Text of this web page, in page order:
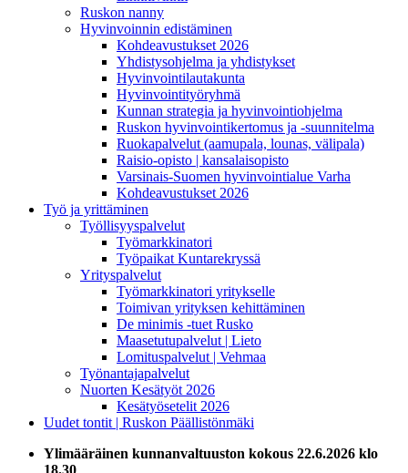
Ruskon nanny
Hyvinvoinnin edistäminen
Kohdeavustukset 2026
Yhdistysohjelma ja yhdistykset
Hyvinvointilautakunta
Hyvinvointityöryhmä
Kunnan strategia ja hyvinvointiohjelma
Ruskon hyvinvointikertomus ja -suunnitelma
Ruokapalvelut (aamupala, lounas, välipala)
Raisio-opisto | kansalaisopisto
Varsinais-Suomen hyvinvointialue Varha
Kohdeavustukset 2026
Työ ja yrittäminen
Työllisyyspalvelut
Työmarkkinatori
Työpaikat Kuntarekryssä
Yrityspalvelut
Työmarkkinatori yritykselle
Toimivan yrityksen kehittäminen
De minimis -tuet Rusko
Maasetutupalvelut | Lieto
Lomituspalvelut | Vehmaa
Työnantajapalvelut
Nuorten Kesätyöt 2026
Kesätyösetelit 2026
Uudet tontit | Ruskon Päällistönmäki
Ylimääräinen kunnanvaltuuston kokous 22.6.2026 klo
18.30